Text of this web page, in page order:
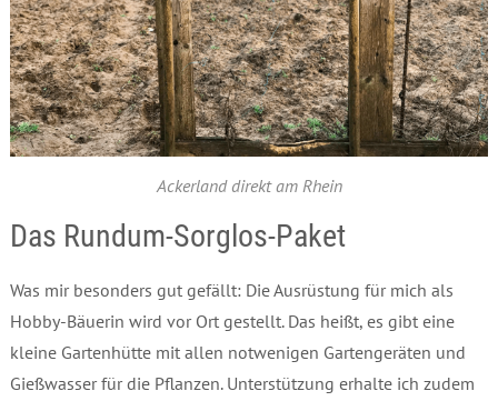
Ackerland direkt am Rhein
Das Rundum-Sorglos-Paket
Was mir besonders gut gefällt: Die Ausrüstung für mich als
Hobby-Bäuerin wird vor Ort gestellt. Das heißt, es gibt eine
kleine Gartenhütte mit allen notwenigen Gartengeräten und
Gießwasser für die Pflanzen. Unterstützung erhalte ich zudem